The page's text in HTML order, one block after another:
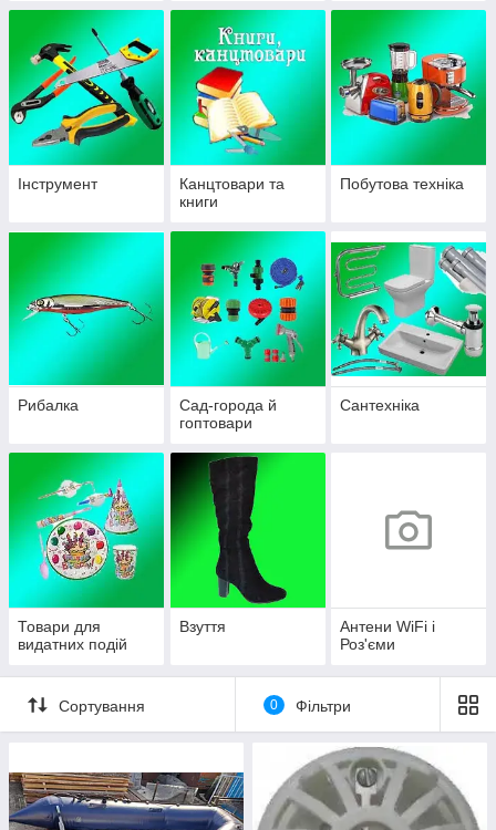
Інструмент
Канцтовари та
книги
Побутова техніка
Рибалка
Сад-города й
гоптовари
Сантехніка
Товари для
видатних подій
Взуття
Антени WiFi і
Роз'єми
Сортування 0 Фільтри